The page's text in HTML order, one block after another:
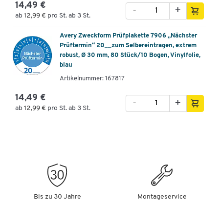
14,49 €
ab 12,99 € pro St. ab 3 St.
+
-
Avery Zweckform Prüfplakette 7906 „Nächster
Prüftermin“ 20__zum Selbereintragen, extrem
robust, Ø 30 mm, 80 Stück/10 Bogen, Vinylfolie,
blau
Artikelnummer: 167817
14,49 €
ab 12,99 € pro St. ab 3 St.
+
-
Bis zu 30 Jahre
Montageservice